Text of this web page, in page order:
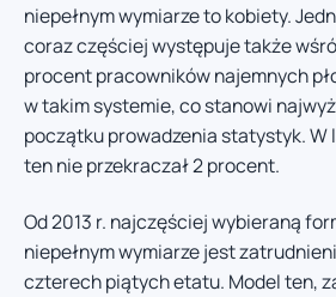
niepełnym wymiarze to kobiety.
coraz częściej występuje także
procent pracowników najemnych
w takim systemie, co stanowi
początku prowadzenia statystyk. W
ten nie przekraczał 2 procent.
Od 2013 r. najczęściej wybieraną
niepełnym wymiarze jest
czterech piątych etatu. Model ten,